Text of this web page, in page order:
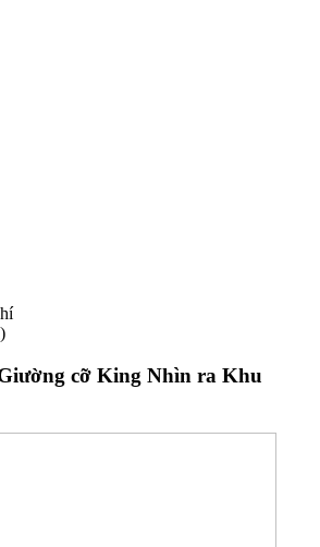
cỡ King Nhìn ra Khu